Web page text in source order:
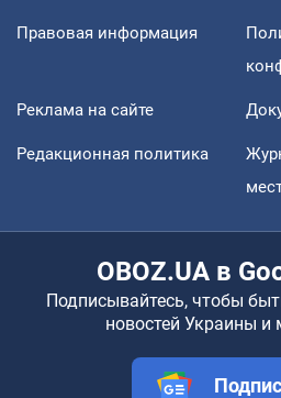
Правовая информация
Реклама на сайте
Редакционная политика
OBOZ.UA в
Подписывайтесь, чтобы
новостей Украины и